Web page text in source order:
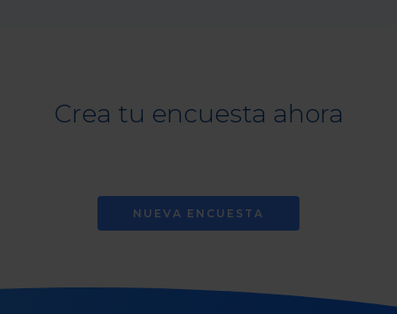
Crea tu encuesta ahora
NUEVA ENCUESTA